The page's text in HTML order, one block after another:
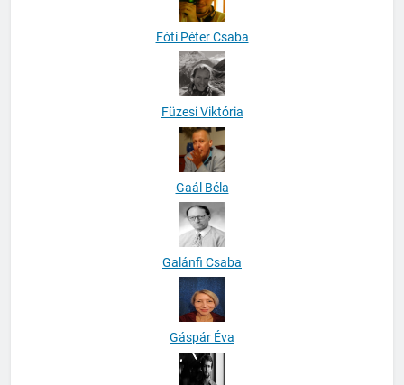
Fóti Péter Csaba
Füzesi Viktória
Gaál Béla
Galánfi Csaba
Gáspár Éva